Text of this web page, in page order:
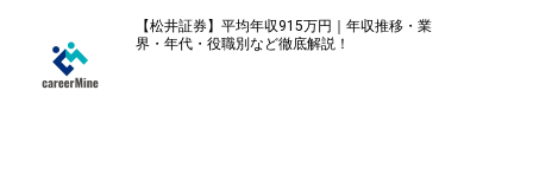
【松井証券】平均年収915万円｜年収推移・業
界・年代・役職別など徹底解説！